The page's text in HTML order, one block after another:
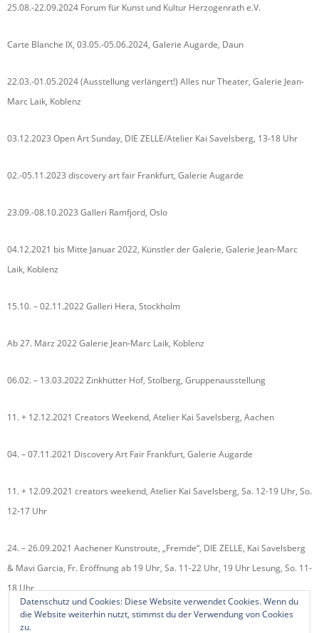
25.08.-22.09.2024 Forum für Kunst und Kultur Herzogenrath e.V.
Carte Blanche IX, 03.05.-05.06.2024, Galerie Augarde, Daun
22.03.-01.05.2024 (Ausstellung verlängert!) Alles nur Theater, Galerie Jean-
Marc Laik, Koblenz
03.12.2023 Open Art Sunday, DIE ZELLE/Atelier Kai Savelsberg, 13-18 Uhr
02.-05.11.2023 discovery art fair Frankfurt, Galerie Augarde
23.09.-08.10.2023 Galleri Ramfjord, Oslo
04.12.2021 bis Mitte Januar 2022, Künstler der Galerie, Galerie Jean-Marc
Laik, Koblenz
15.10. – 02.11.2022 Galleri Hera, Stockholm
Ab 27. März 2022 Galerie Jean-Marc Laik, Koblenz
06.02. – 13.03.2022 Zinkhütter Hof, Stolberg, Gruppenausstellung
11. + 12.12.2021 Creators Weekend, Atelier Kai Savelsberg, Aachen
04. – 07.11.2021 Discovery Art Fair Frankfurt, Galerie Augarde
11. + 12.09.2021 creators weekend, Atelier Kai Savelsberg, Sa. 12-19 Uhr, So.
12-17 Uhr
24. – 26.09.2021 Aachener Kunstroute, „Fremde“, DIE ZELLE, Kai Savelsberg
& Mavi Garcia, Fr. Eröffnung ab 19 Uhr, Sa. 11-22 Uhr, 19 Uhr Lesung, So. 11-
18 Uhr
Datenschutz und Cookies: Diese Website verwendet Cookies. Wenn du
die Website weiterhin nutzt, stimmst du der Verwendung von Cookies
zu.